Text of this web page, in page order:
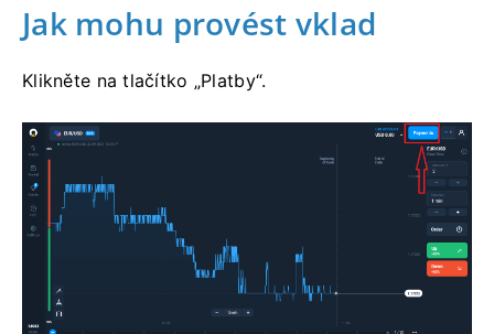
Jak mohu provést vklad
Klikněte na tlačítko „Platby“.